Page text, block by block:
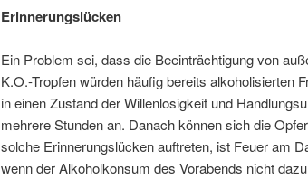
Erinnerungslücken
Ein Problem sei, dass die Beeinträchtigung von
K.O.-Tropfen würden häufig bereits alkoholisierten
in einen Zustand der Willenlosigkeit und
mehrere Stunden an. Danach können sich die
solche Erinnerungslücken auftreten, ist Feuer am
wenn der Alkoholkonsum des Vorabends nicht